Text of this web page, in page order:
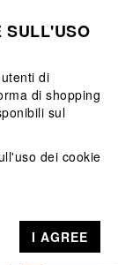
SULL'USO
di
di shopping
sul
dei cookie
I AGREE